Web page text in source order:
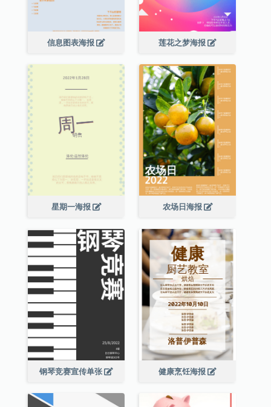
信息图表海报 莲花之梦海报
星期一海报 农场日海报
钢琴竞赛宣传单张 健康烹饪海报